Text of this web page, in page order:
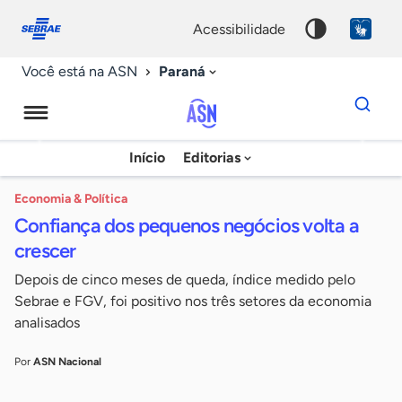
conosco
acessibilidade
Você está na ASN Paraná
Agência
Sebrae
Notícias
Início Editorias
Dados
para
chave
Economia & Política
Confiança dos pequenos negócios volta a
crescer
Depois de cinco meses de queda, índice medido pelo
Sebrae e FGV, foi positivo nos três setores da economia
analisados
Por ASN Nacional